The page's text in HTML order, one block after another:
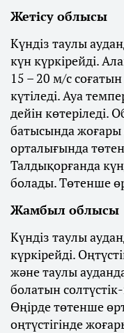
Жетісу облысы
Күндіз таулы
күн күркірейді.
15 – 20 м/с
күтіледі. Ауа
дейін көтеріледі.
батысында
орталығында
Талдықорғанда
болады. Төтенше
Жамбыл облысы
Күндіз таулы
күркірейді.
және таулы
болатын
Өңірде төтенше
оңтүстігінде